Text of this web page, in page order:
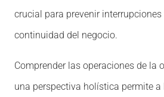
crucial para prevenir
continuidad del negocio.
Comprender las operaciones de la
una perspectiva holística permite